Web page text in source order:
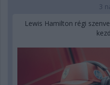
3
Lewis Hamilton régi